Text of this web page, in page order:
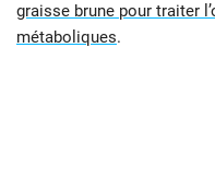
graisse brune pour traiter
métaboliques.